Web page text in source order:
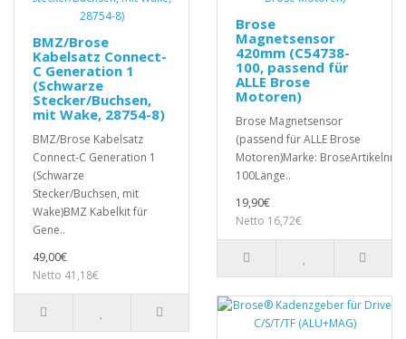
BMZ/Brose
Kabelsatz Connect-
C Generation 1
(Schwarze
Stecker/Buchsen,
mit Wake, 28754-8)
BMZ/Brose Kabelsatz
Connect-C Generation 1
(Schwarze
Stecker/Buchsen, mit
Wake)BMZ Kabelkit für
Gene..
49,00€
Netto 41,18€
Brose
Magnetsensor
420mm (C54738-
100, passend für
ALLE Brose
Motoren)
Brose Magnetsensor
(passend für ALLE Brose
Motoren)Marke: BroseArtikelnr.:
100Länge..
19,90€
Netto 16,72€